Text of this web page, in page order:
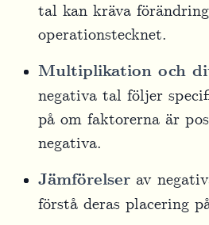
tal kan kräva
operationstecknet.
Multiplikation och
negativa tal följer
på om faktorerna är
negativa.
Jämförelser av
förstå deras placering